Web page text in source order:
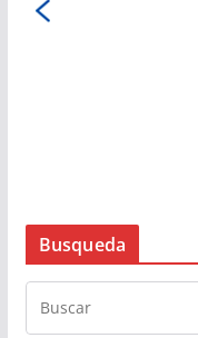
Busqueda